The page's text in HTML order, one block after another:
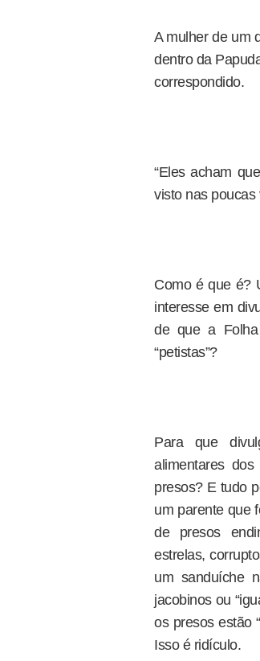
A mulher de um
dentro da
correspondido.
“Eles acham
visto nas poucas
Como é que é?
interesse em
de que a
“petistas”?
Para que
alimentares
presos? E tudo
um parente que
de presos
estrelas,
um sanduíche
jacobinos ou
os presos estão
Isso é ridículo.